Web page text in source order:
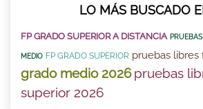
LO MÁS BUSCADO
FP GRADO SUPERIOR A DISTANCIA
MEDIO FP GRADO SUPERIOR pruebas libres
grado medio 2026 pruebas
superior 2026